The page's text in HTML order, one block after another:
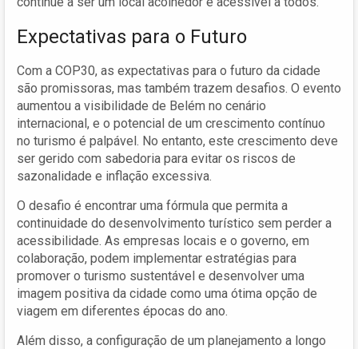
Expectativas para o Futuro
Com a COP30, as expectativas para o futuro da cidade
são promissoras, mas também trazem desafios. O evento
aumentou a visibilidade de Belém no cenário
internacional, e o potencial de um crescimento contínuo
no turismo é palpável. No entanto, este crescimento deve
ser gerido com sabedoria para evitar os riscos de
sazonalidade e inflação excessiva.
O desafio é encontrar uma fórmula que permita a
continuidade do desenvolvimento turístico sem perder a
acessibilidade. As empresas locais e o governo, em
colaboração, podem implementar estratégias para
promover o turismo sustentável e desenvolver uma
imagem positiva da cidade como uma ótima opção de
viagem em diferentes épocas do ano.
Além disso, a configuração de um planejamento a longo